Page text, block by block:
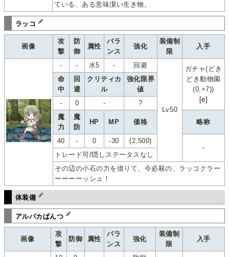
ている、ある意味潔い生き物。
ラッコ
画像
攻
撃
防
御
属性
バラ
ンス
強化
装備制
限
入手
- - 水5 - 回避
Lv50
ガチャ(どき
どき動物園
(0,+7))
[e]
命
中
回
避
クリティカ
ル
強化限界
値
-
0 -
?
魔
力
魔
防
HP MP 価格 略称
40 - 0 -30
(2,500)
-
トレード可/隠しステータスなし
その辺の小石の力を借りて、今必殺の、ラッコクラー
ーーーーッシュ！
体装備
アルパカぱんつ
画像
攻
撃
防御 属性
バラ
ンス
強化
装備制
限
入手